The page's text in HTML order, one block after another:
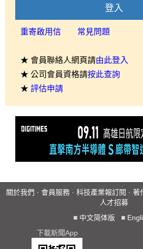
登入
重寄啟用信 常見問題
★ 會員聯絡人網頁請由此登入
★ 公司會員資格請按此查詢
★ 評估申請
關於我們 · 會員服務 · 科技產業報訂閱 · 著
人才招募
■ 中文简体版 ■
下載新聞App